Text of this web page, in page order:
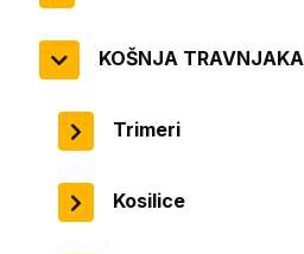
KOŠNJA TRAVNJAKA
Trimeri
Kosilice